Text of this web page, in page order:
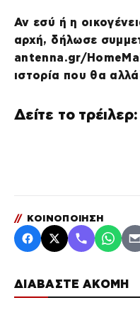
ΔΙΑΒΑΣΤΕ ΑΚΟΜΗ
Αν εσύ ή η
αρχή, δήλωσε
antenna.gr/
ιστορία που θα
Δείτε το τρέιλερ:
// ΚΟΙΝΟΠΟΙΗΣΗ